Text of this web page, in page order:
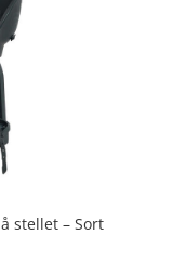
stellet – Sort